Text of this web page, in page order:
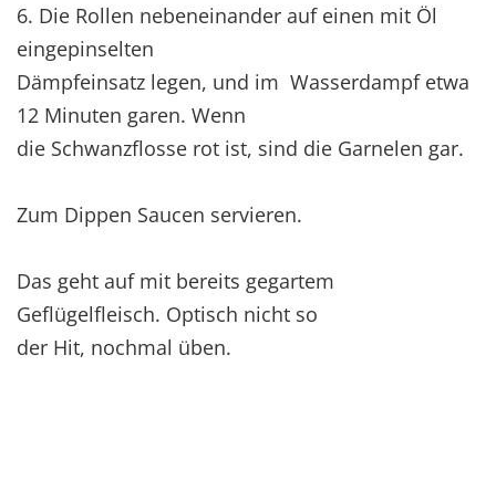
6. Die Rollen nebeneinander auf einen mit Öl
eingepinselten
Dämpfeinsatz legen, und im Wasserdampf etwa
12 Minuten garen. Wenn
die Schwanzflosse rot ist, sind die Garnelen gar.
Zum Dippen Saucen servieren.
Das geht auf mit bereits gegartem
Geflügelfleisch. Optisch nicht so
der Hit, nochmal üben.